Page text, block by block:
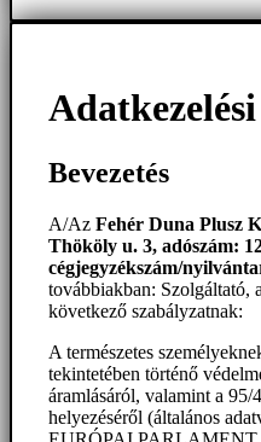
Bevezetés
A/Az Fehér Duna Plusz
Thököly u. 3, adószám:
cégjegyzékszám/
továbbiakban: Szolgáltató,
következő szabályzatnak:
A természetes
tekintetében történő
áramlásáról, valamint a
helyezéséről (általános